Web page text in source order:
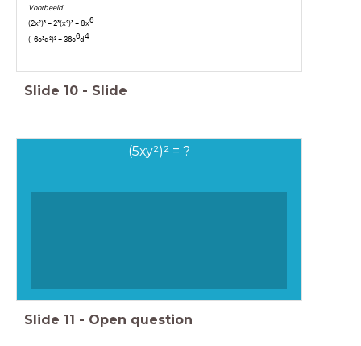
Voorbeeld
(2x²)³ = 2³(x²)³ = 8x6
(-6c³d²)² = 36c6d4
Slide 10 - Slide
(5xy²)² = ?
Slide 11 - Open question